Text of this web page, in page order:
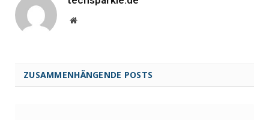
Website
ZUSAMMENHÄNGENDE POSTS